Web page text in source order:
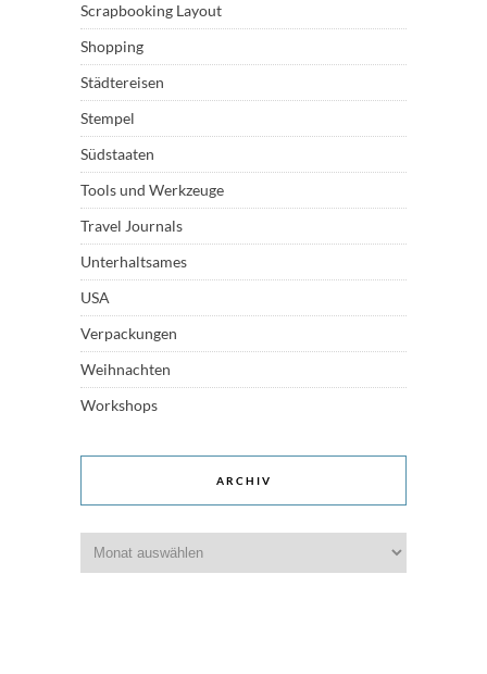
Scrapbooking Layout
Shopping
Städtereisen
Stempel
Südstaaten
Tools und Werkzeuge
Travel Journals
Unterhaltsames
USA
Verpackungen
Weihnachten
Workshops
ARCHIV